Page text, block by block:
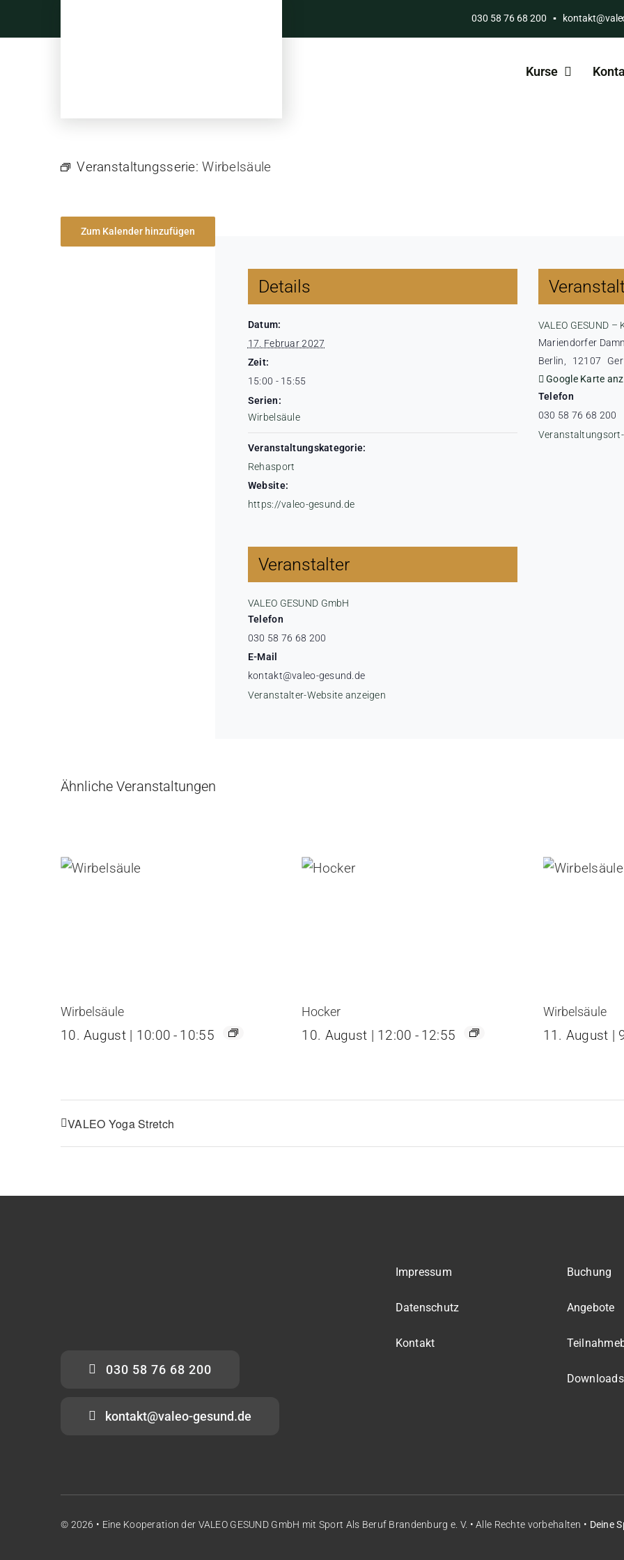
030 58 76 68 200 ▪
Kurse
Veranstaltungsserie:Wirbelsäule
Zum Kalender hinzufügen
Details
Datum:
17. Februar 2027
Zeit:
15:00 - 15:55
Serien:
Wirbelsäule
Veranstaltungskategorie:
Rehasport
Website:
https://valeo-gesund.de
Veranstalter
VALEO GESUND GmbH
Telefon
030 58 76 68 200
E-Mail
kontakt@valeo-gesund.de
Veranstalter-Website anzeigen
VALEO GESUND –
Mariendorfer
Berlin
12107
Google Karte
Telefon
030 58 76 68 200
Ähnliche Veranstaltungen
Wirbelsäule
10. August | 10:00 - 10:55
Hocker
10. August | 12:00 - 12:55
Wirbelsäule
11. August |
VALEO Yoga Stretch
030 58 76 68 200
kontakt@valeo-gesund.de
Impressum
Datenschutz
Kontakt
Buchung
Angebote
Downloads
© 2026 • Eine Kooperation der VALEO GESUND GmbH mit Sport Als Beruf Brandenburg e. V. • Alle Rechte vorbehalten • Deine